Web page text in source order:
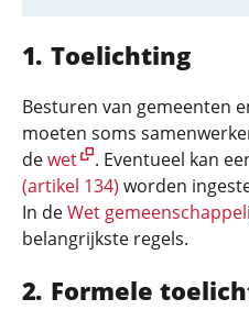
Toelichting
Besturen van gemeenten
moeten soms
dewet . Eventueel kan
(artikel 134) worden
In deWet
belangrijkste regels.
Formele